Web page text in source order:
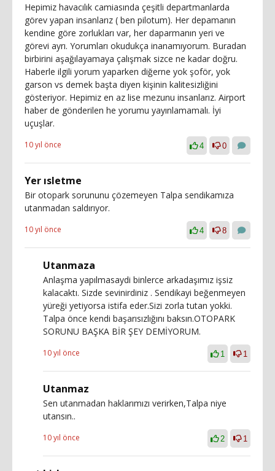
Hepimiz havacılık camiasında çeşitli departmanlarda
görev yapan insanlarız ( ben pilotum). Her depamanın
kendine göre zorlukları var, her daparmanın yeri ve
görevi ayrı. Yorumları okudukça inanamıyorum. Buradan
birbirini aşağılayamaya çalışmak sizce ne kadar doğru.
Haberle ilgili yorum yaparken diğerne yok şoför, yok
garson vs demek başta diyen kişinin kalitesizliğini
gösteriyor. Hepimiz en az lise mezunu insanlarız. Airport
haber de gönderilen he yorumu yayınlamamalı. İyi
uçuşlar.
10 yıl önce 4 0
Yer ısletme
Bir otopark sorununu çözemeyen Talpa sendikamıza
utanmadan saldırıyor.
10 yıl önce 4 8
Utanmaza
Anlaşma yapılmasaydi binlerce arkadaşımız işsiz
kalacaktı. Sizde sevinirdiniz . Sendikayi beğenmeyen
yüreği yetiyorsa istifa eder.Sizi zorla tutan yokki.
Talpa önce kendi başarısızlığını baksın.OTOPARK
SORUNU BAŞKA BİR ŞEY DEMİYORUM.
10 yıl önce 1 1
Utanmaz
Sen utanmadan haklarımızı verirken,Talpa niye
utansın..
10 yıl önce 2 1